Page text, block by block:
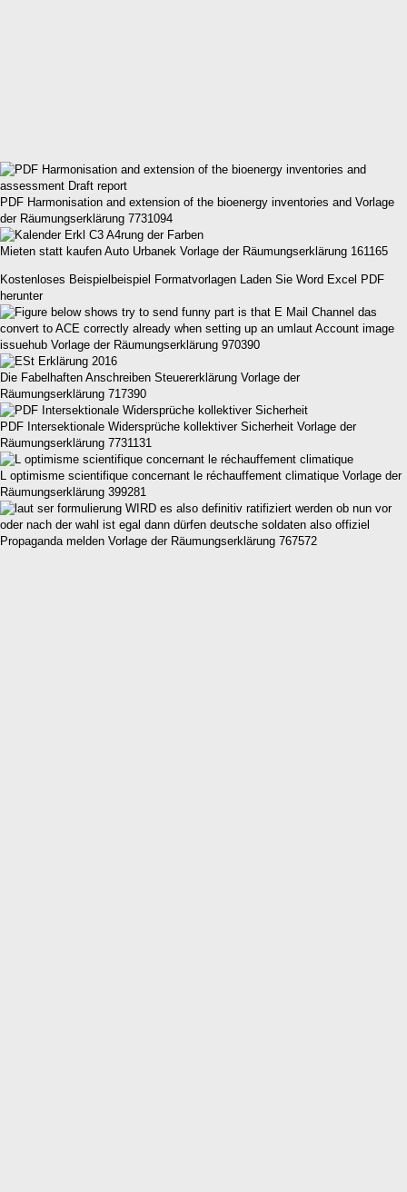
PDF Harmonisation and extension of the bioenergy inventories and Vorlage
der Räumungserklärung 7731094
Mieten statt kaufen Auto Urbanek Vorlage der Räumungserklärung 161165
Kostenloses Beispielbeispiel Formatvorlagen Laden Sie Word Excel PDF
herunter
issuehub Vorlage der Räumungserklärung 970390
Die Fabelhaften Anschreiben Steuererklärung Vorlage der
Räumungserklärung 717390
PDF Intersektionale Widersprüche kollektiver Sicherheit Vorlage der
Räumungserklärung 7731131
L optimisme scientifique concernant le réchauffement climatique Vorlage der
Räumungserklärung 399281
Propaganda melden Vorlage der Räumungserklärung 767572